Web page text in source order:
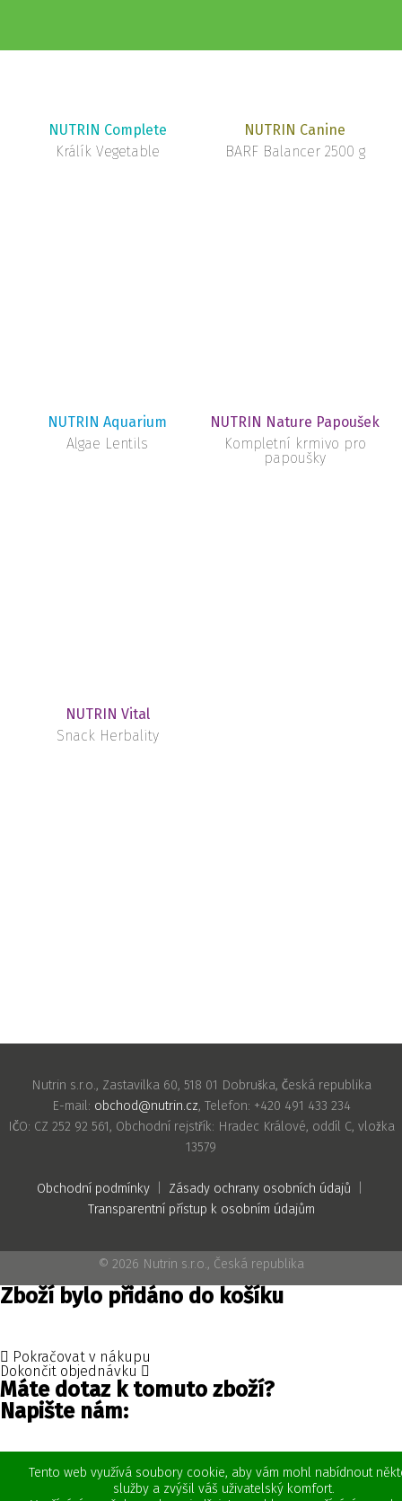
NUTRIN Complete
Králík Vegetable
NUTRIN Canine
BARF Balancer 2500 g
NUTRIN Aquarium
Algae Lentils
NUTRIN Nature Papoušek
Kompletní krmivo pro
papoušky
NUTRIN Vital
Snack Herbality
Nutrin s.r.o., Zastavilka 60, 518 01 Dobruška, Česká republika
E-mail: obchod@nutrin.cz, Telefon: +420 491 433 234
IČO: CZ 252 92 561, Obchodní rejstřík: Hradec Králové, oddíl C, vložka
13579
Obchodní podmínky| Zásady ochrany osobních údajů
Transparentní přístup k osobním údajům
© 2026 Nutrin s.r.o., Česká republika
Tento web využívá soubory cookie, aby vám mohl nabídnout
služby a zvýšil váš uživatelský komfort.
Zboží bylo přidáno do košíku
Pokračovat v nákupu
Dokončit objednávku
Máte dotaz k tomuto zboží?
Napište nám: